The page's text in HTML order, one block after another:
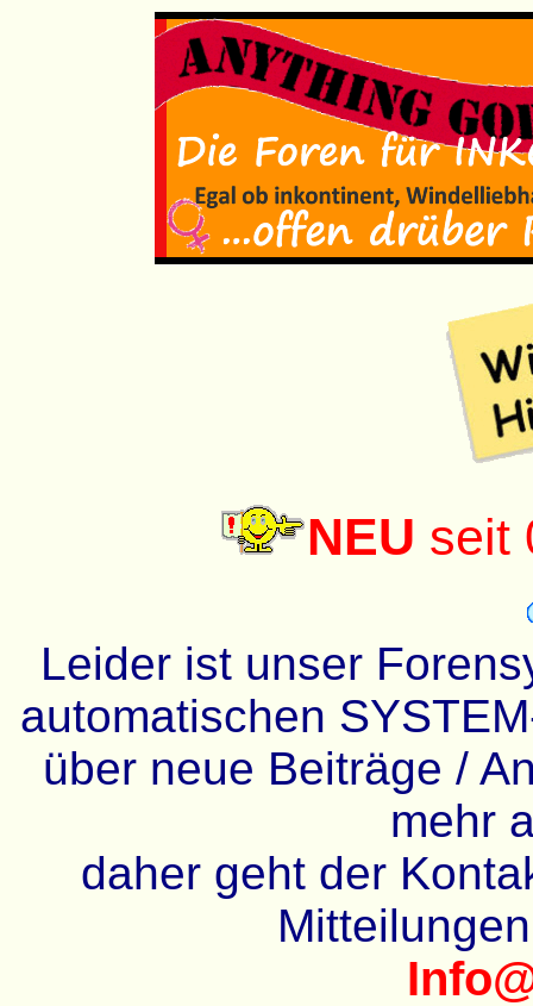
NEU seit
Leider ist unser
automatischen
über neue Beiträge /
mehr
daher geht der